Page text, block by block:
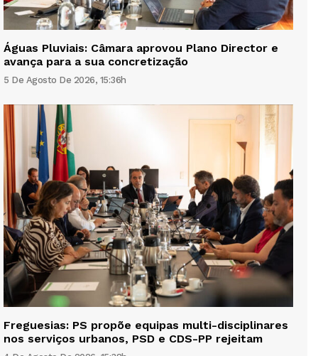
Águas Pluviais: Câmara aprovou Plano Director e
avança para a sua concretização
5 De Agosto De 2026, 15:36h
Freguesias: PS propõe equipas multi-disciplinares
nos serviços urbanos, PSD e CDS-PP rejeitam